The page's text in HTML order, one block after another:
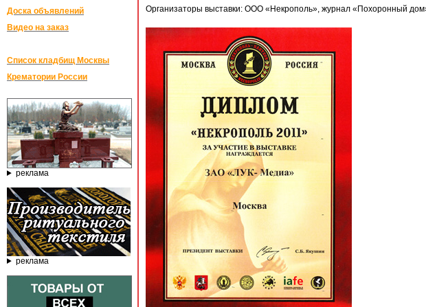
Доска объявлений
Видео на заказ
Список кладбищ Москвы
Крематории России
реклама
реклама
Организаторы выставки: ООО «Некрополь», журнал «Похоронный